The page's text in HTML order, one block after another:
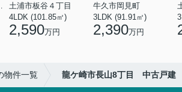
土浦市板谷４丁目
4LDK (101.85㎡)
2,590万円
牛久市岡見町
3LDK (91.91㎡)
2,390万円
物件一覧 龍ケ崎市長山8丁目 中古戸建